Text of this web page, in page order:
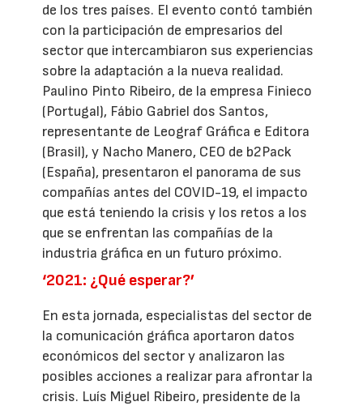
de los tres países. El evento contó también
con la participación de empresarios del
sector que intercambiaron sus experiencias
sobre la adaptación a la nueva realidad.
Paulino Pinto Ribeiro, de la empresa Finieco
(Portugal), Fábio Gabriel dos Santos,
representante de Leograf Gráfica e Editora
(Brasil), y Nacho Manero, CEO de b2Pack
(España), presentaron el panorama de sus
compañías antes del COVID-19, el impacto
que está teniendo la crisis y los retos a los
que se enfrentan las compañías de la
industria gráfica en un futuro próximo.
‘2021: ¿Qué esperar?’
En esta jornada, especialistas del sector de
la comunicación gráfica aportaron datos
económicos del sector y analizaron las
posibles acciones a realizar para afrontar la
crisis. Luís Miguel Ribeiro, presidente de la